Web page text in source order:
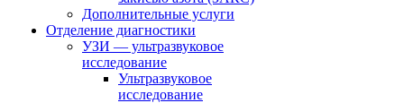
Дополнительные услуги
Отделение диагностики
УЗИ — ультразвуковое
исследование
Ультразвуковое
исследование